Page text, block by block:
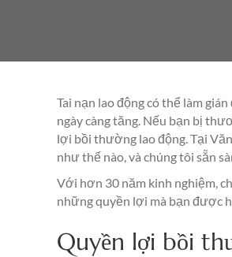
Tai nạn lao động có thể làm
ngày càng tăng. Nếu bạn bị
lợi bồi thường lao động. Tại
như thế nào, và chúng tôi sẵn
Với hơn 30 năm kinh nghiệm,
những quyền lợi mà bạn được
Quyền lợi bồi